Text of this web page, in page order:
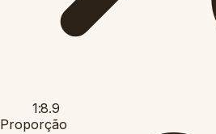
1:8.9
Proporção